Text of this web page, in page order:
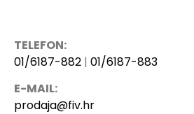
TELEFON:
01/6187-882 | 01/6187-883
E-MAIL:
prodaja@fiv.hr